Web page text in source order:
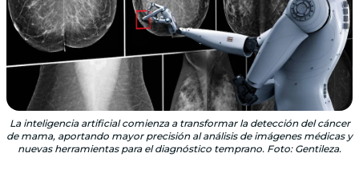
La inteligencia artificial comienza a transformar la detección del cáncer
de mama, aportando mayor precisión al análisis de imágenes médicas y
nuevas herramientas para el diagnóstico temprano. Foto: Gentileza.